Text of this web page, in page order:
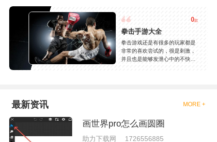
0款
拳击手游大全
拳击游戏还是有很多的玩家都是
非常的喜欢尝试的，很是刺激，
并且也是能够发泄心中的不快
够去进行体验的，我们也是能够
就是收集了一些有意思的拳击游
最新资讯 MORE +
画世界pro怎么画圆圈
助力下载网 1726556885